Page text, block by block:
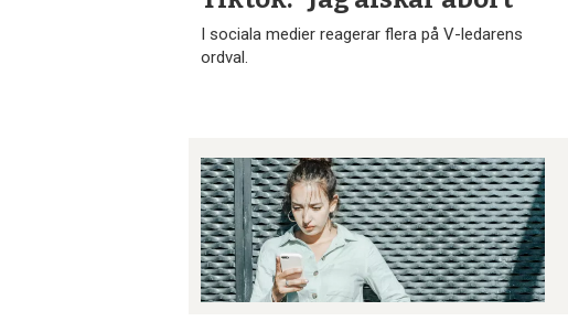
I sociala medier reagerar flera på V-ledarens
ordval.